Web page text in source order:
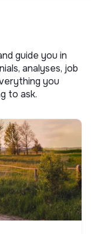
guide you in
analyses, job
you
to ask.